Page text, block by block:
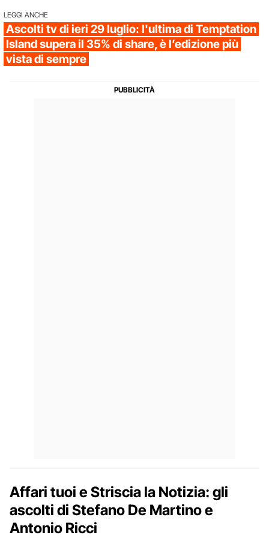
LEGGI ANCHE
Ascolti tv di ieri 29 luglio: l'ultima di Temptation
Island supera il 35% di share, è l’edizione più
vista di sempre
Affari tuoi e Striscia la Notizia: gli
ascolti di Stefano De Martino e
Antonio Ricci